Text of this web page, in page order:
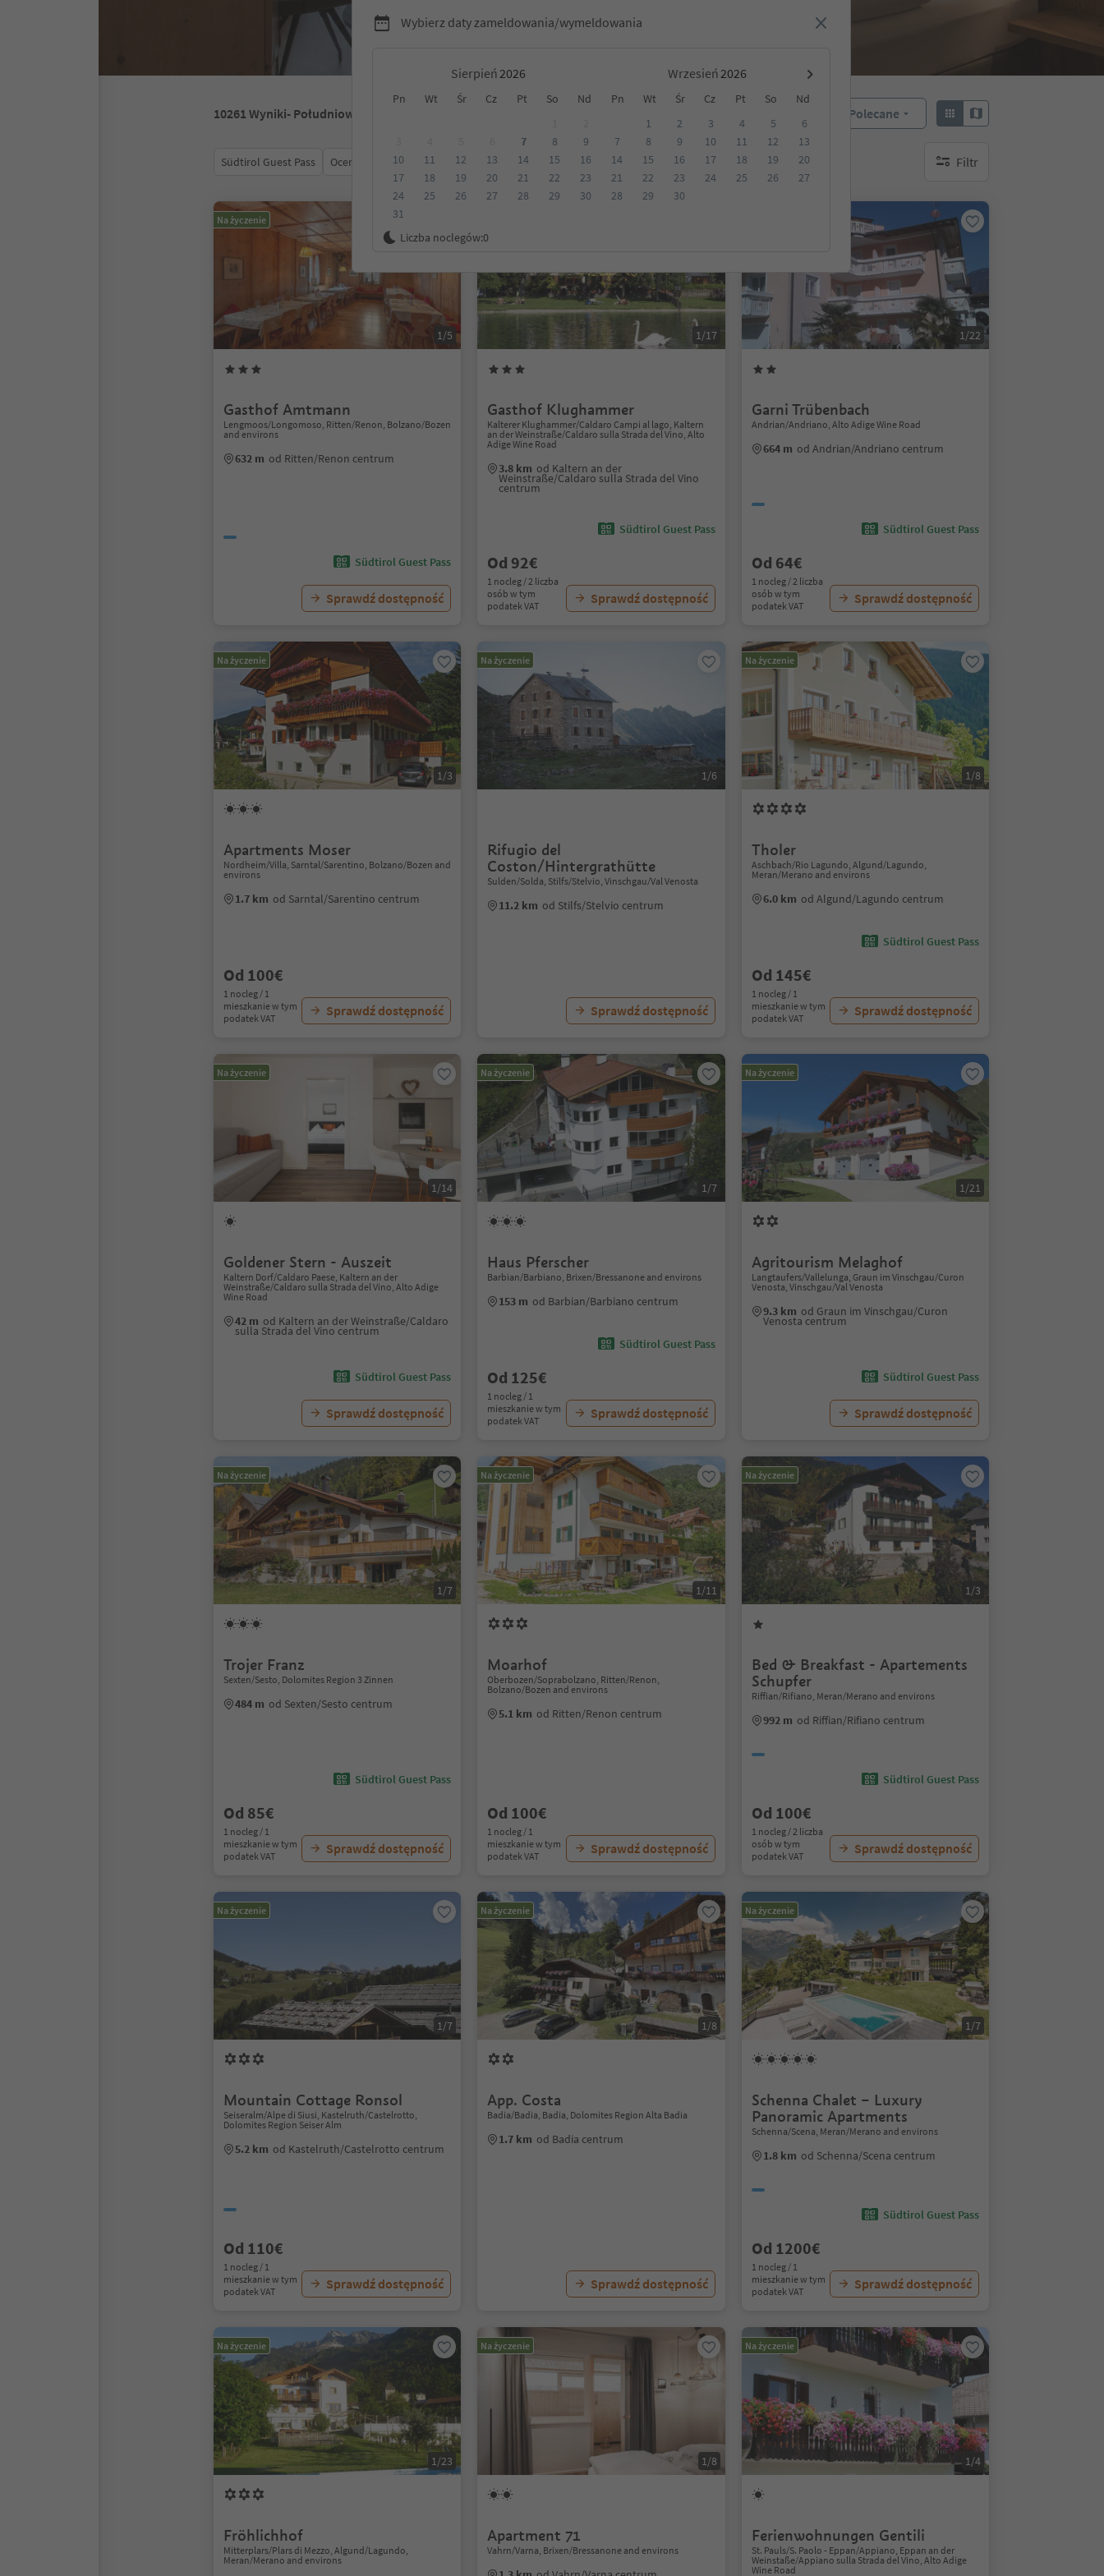
Wybierz daty zameldowania/wymeldowania
Sierpień Wrzesień
Pn Wt Śr Cz Pt So Nd Pn Wt Śr Cz Pt So
Nd
7 8
9
10
11 12 13 14 15
16
17
18 19 20 21 22
23
24
25 26 27 28 29
30
31
1 2 3 4 5
6
7
8 9 10 11 12
13
14
15 16 17 18 19
20
21
22 23 24 25 26
27
28
29 30
Liczba noclegów:0
10261 Wyniki- Południowy Tyrol Polecane
Südtirol Guest Pass Ocena Kategoria Opcje wyżywienia Ekologiczne zakwaterowanie Filtr
brak aktywnych filtrów
Na życzenie
1/5
Gasthof Amtmann
Lengmoos/Longomoso, Ritten/Renon, Bolzano/Bozen
and environs
632 m od Ritten/Renon centrum
Südtirol Guest Pass
Sprawdź dostępność
1/17
Gasthof Klughammer
Kalterer Klughammer/Caldaro Campi al lago, Kaltern
an der Weinstraße/Caldaro sulla Strada del Vino, Alto
Adige Wine Road
3.8 km od Kaltern an der
Weinstraße/Caldaro sulla Strada del Vino
centrum
Südtirol Guest Pass
Od 92€
1 nocleg / 2 liczba
osób w tym
podatek VAT
Sprawdź dostępność
1/22
Garni Trübenbach
Andrian/Andriano, Alto Adige Wine Road
664 m od Andrian/Andriano centrum
Südtirol Guest Pass
Od 64€
1 nocleg / 2 liczba
osób w tym
podatek VAT
Sprawdź dostępność
Na życzenie
1/3
Apartments Moser
Nordheim/Villa, Sarntal/Sarentino, Bolzano/Bozen and
environs
1.7 km od Sarntal/Sarentino centrum
Od 100€
1 nocleg / 1
mieszkanie w tym
podatek VAT
Sprawdź dostępność
Na życzenie
1/6
Rifugio del
Coston/Hintergrathütte
Sulden/Solda, Stilfs/Stelvio, Vinschgau/Val Venosta
11.2 km od Stilfs/Stelvio centrum
Sprawdź dostępność
Na życzenie
1/8
Tholer
Aschbach/Rio Lagundo, Algund/Lagundo,
Meran/Merano and environs
6.0 km od Algund/Lagundo centrum
Südtirol Guest Pass
Od 145€
1 nocleg / 1
mieszkanie w tym
podatek VAT
Sprawdź dostępność
Na życzenie
1/14
Goldener Stern - Auszeit
Kaltern Dorf/Caldaro Paese, Kaltern an der
Weinstraße/Caldaro sulla Strada del Vino, Alto Adige
Wine Road
42 m od Kaltern an der Weinstraße/Caldaro
sulla Strada del Vino centrum
Südtirol Guest Pass
Sprawdź dostępność
Na życzenie
1/7
Haus Pferscher
Barbian/Barbiano, Brixen/Bressanone and environs
153 m od Barbian/Barbiano centrum
Südtirol Guest Pass
Od 125€
1 nocleg / 1
mieszkanie w tym
podatek VAT
Sprawdź dostępność
Na życzenie
1/21
Agritourism Melaghof
Langtaufers/Vallelunga, Graun im Vinschgau/Curon
Venosta, Vinschgau/Val Venosta
9.3 km od Graun im Vinschgau/Curon
Venosta centrum
Südtirol Guest Pass
Sprawdź dostępność
Na życzenie
1/7
Trojer Franz
Sexten/Sesto, Dolomites Region 3 Zinnen
484 m od Sexten/Sesto centrum
Südtirol Guest Pass
Od 85€
1 nocleg / 1
mieszkanie w tym
podatek VAT
Sprawdź dostępność
Na życzenie
1/11
Moarhof
Oberbozen/Soprabolzano, Ritten/Renon,
Bolzano/Bozen and environs
5.1 km od Ritten/Renon centrum
Od 100€
1 nocleg / 1
mieszkanie w tym
podatek VAT
Sprawdź dostępność
Na życzenie
1/3
Bed & Breakfast - Apartements
Schupfer
Riffian/Rifiano, Meran/Merano and environs
992 m od Riffian/Rifiano centrum
Südtirol Guest Pass
Od 100€
1 nocleg / 2 liczba
osób w tym
podatek VAT
Sprawdź dostępność
Na życzenie
1/7
Mountain Cottage Ronsol
Seiseralm/Alpe di Siusi, Kastelruth/Castelrotto,
Dolomites Region Seiser Alm
5.2 km od Kastelruth/Castelrotto centrum
Od 110€
1 nocleg / 1
mieszkanie w tym
podatek VAT
Sprawdź dostępność
Na życzenie
1/8
App. Costa
Badia/Badia, Badia, Dolomites Region Alta Badia
1.7 km od Badia centrum
Sprawdź dostępność
Na życzenie
1/7
Schenna Chalet – Luxury
Panoramic Apartments
Schenna/Scena, Meran/Merano and environs
1.8 km od Schenna/Scena centrum
Südtirol Guest Pass
Od 1200€
1 nocleg / 1
mieszkanie w tym
podatek VAT
Sprawdź dostępność
Na życzenie
1/23
Fröhlichhof
Mitterplars/Plars di Mezzo, Algund/Lagundo,
Meran/Merano and environs
Na życzenie
1/8
Apartment 71
Vahrn/Varna, Brixen/Bressanone and environs
Na życzenie
1/4
Ferienwohnungen Gentili
St. Pauls/S. Paolo - Eppan/Appiano, Eppan an der
Weinstaße/Appiano sulla Strada del Vino, Alto Adige
Wine Road